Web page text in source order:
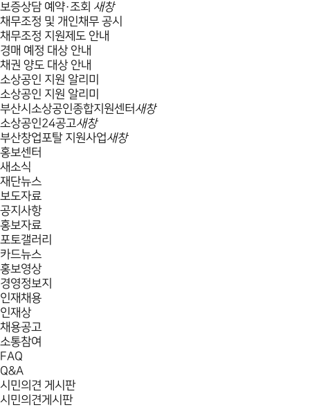
보증상담 예약·조회 새창
채무조정 및 개인채무 공시
채무조정 지원제도 안내
경매 예정 대상 안내
채권 양도 대상 안내
소상공인 지원 알리미
소상공인 지원 알리미
부산시소상공인종합지원센터새창
소상공인24공고새창
부산창업포탈 지원사업새창
홍보센터
새소식
재단뉴스
보도자료
공지사항
홍보자료
포토갤러리
카드뉴스
홍보영상
경영정보지
인재채용
인재상
채용공고
소통참여
FAQ
Q&A
시민의견 게시판
시민의견게시판